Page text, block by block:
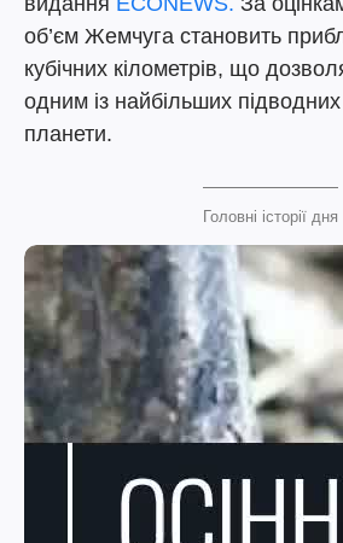
об’єм Жемчуга становить
кубічних кілометрів, що
одним із найбільших підводних
планети.
Головні історії дня